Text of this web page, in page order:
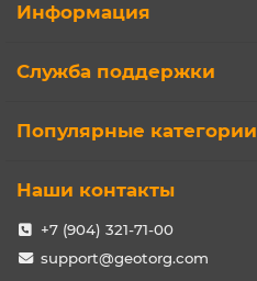
Информация
Служба поддержки
Популярные категории
Наши контакты
+7 (904) 321-71-00
support@geotorg.com